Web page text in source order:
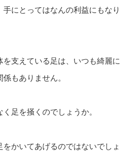
にとってはなんの利益にもなり
支えている足は、いつも綺麗に
もありません。
足を掻くのでしょうか。
かいてあげるのではないでしょ